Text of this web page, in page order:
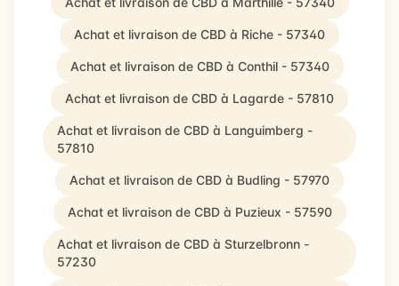
Achat et livraison de CBD à Riche - 57340
Achat et livraison de CBD à Conthil - 57340
Achat et livraison de CBD à Lagarde - 57810
Achat et livraison de CBD à Languimberg -
57810
Achat et livraison de CBD à Budling - 57970
Achat et livraison de CBD à Puzieux - 57590
Achat et livraison de CBD à Sturzelbronn -
57230